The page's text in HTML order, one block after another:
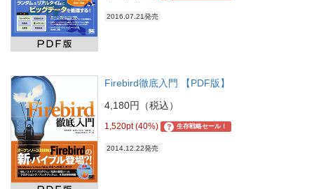
2016.07.21発売
Firebird徹底入門 【PDF版】
4,180円（税込）
1,520pt (40%) ? 生存戦略セール！
2014.12.22発売